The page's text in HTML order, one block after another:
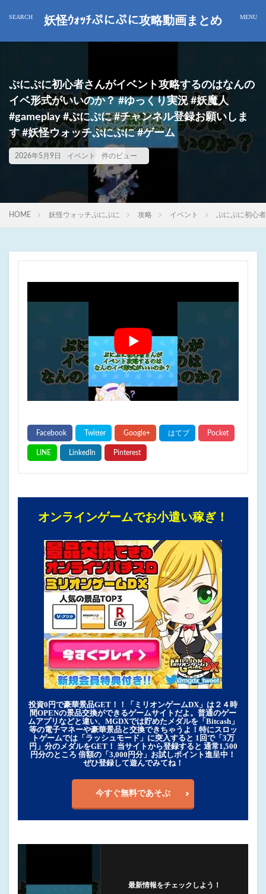
妖怪ｳｫｯﾁぷにぷに攻略動画まとめ
ぷにぷに初心者さんがイベント攻略するのはなんの
イベ形式がいいのか？ #ゆっくり実況 #妖魔人
#gameplay #ぷにぷに #チャンネル登録お願いしま
す #妖怪ウォッチぷにぷに #ゲーム
2026年5月9日 イベント 件のビュー
HOME 妖怪ウォッチぷにぷに 攻略 イベント ぷにぷに初心
オンラインゲームでお小遣い稼ぎ！
投資0円で豪華景品GET！！「ミリオンゲームDX」は２４時
間OPENの景品交換ができるゲームサイトだよ。普通のゲー
ムアプリなどと違い、MGDXでは貯めたメダルを「Bitcash」
等の電子マネーや豪華景品と交換できちゃうよ！特にスロッ
トゲームでは「ラッシュモード」に突入すると 1回で「3万
円」分のメダルをGET！ 当サイトから登録すると 通常1,500
円分のところ 倍額の「3,000円分」お試しポイント進呈中！
ぜひ登録して遊んでみてね！
今すぐ無料であそぶ
最新情報をチェックしよう！